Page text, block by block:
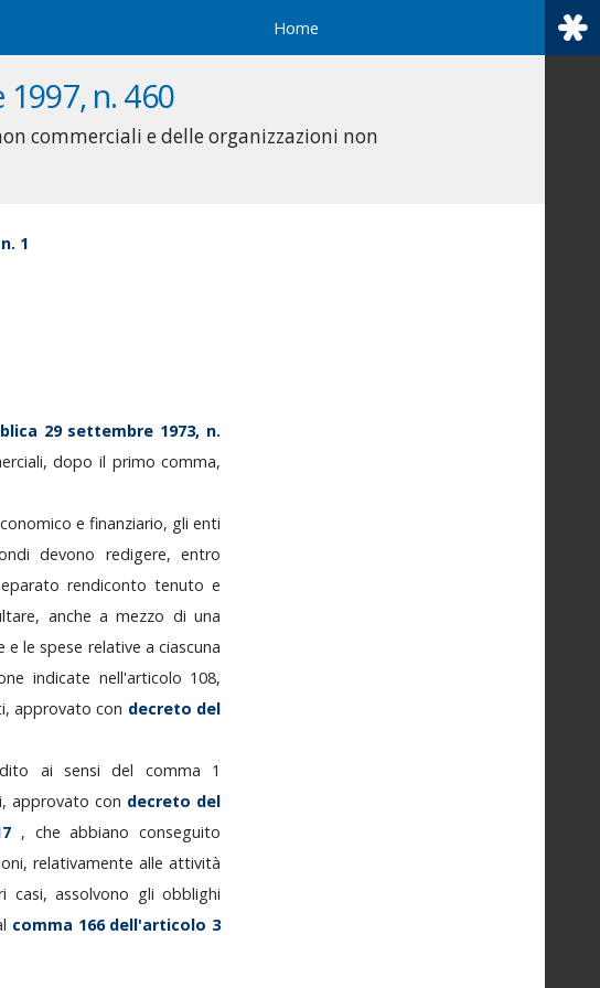
Home
n. 460
commerciali e delle organizzazioni non
1
29 settembre 1973, n.
dopo il primocomma,
e finanziario, glienti
devono redigere,entro
rendiconto tenuto e
anche amezzo diuna
elespese relative aciascuna
indicate nell'articolo 108,
approvatocon decreto del
aisensidel comma 1
approvato con decreto del
, cheabbianoconseguito
relativamente alleattività
casi,assolvono gliobblighi
comma 166 dell'articolo 3